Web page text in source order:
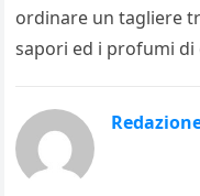
ordinare un tagliere
sapori ed i profumi